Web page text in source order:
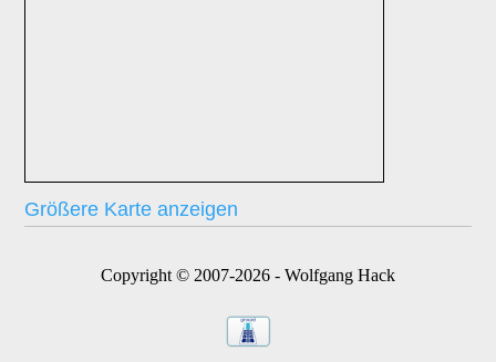
Größere Karte anzeigen
Copyright © 2007-2026 - Wolfgang Hack